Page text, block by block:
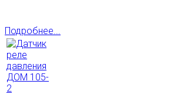
Подробнее...